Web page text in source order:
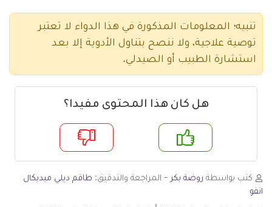
تنبيه؛ المعلومات المذكورة في هذا الدواء لا تعتبر
توصية علاجية، ولا ننصح بتناول الأدوية إلا بعد
استشارة الطبيب أو الصيدلي.
هل كان هذا المحتوى مفيدا؟
لا
كتب بواسطة روضة بكر - المراجعة والتدقيق: طاقم ديلي ميديكال
انفو